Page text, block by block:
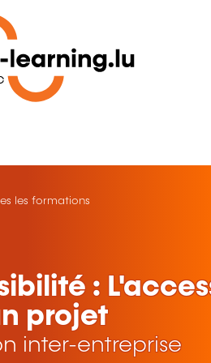
les formations
:
projet
inter-entreprise